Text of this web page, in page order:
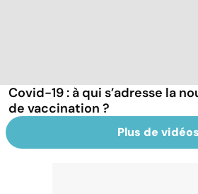
Covid-19 : à qui s’adresse la
de vaccination ?
Plus de vidéos